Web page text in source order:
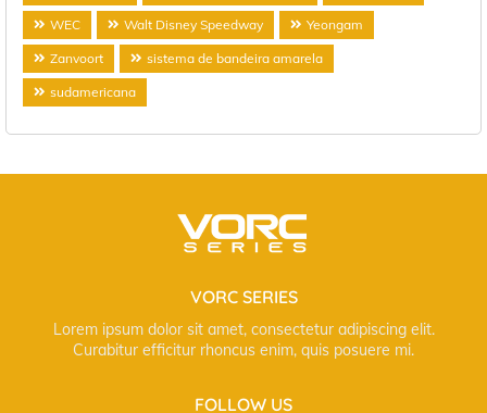
WEC Walt Disney Speedway Yeongam
Zanvoort sistema de bandeira amarela
sudamericana
VORC SERIES
Lorem ipsum dolor sit amet, consectetur adipiscing elit.
Curabitur efficitur rhoncus enim, quis posuere mi.
FOLLOW US